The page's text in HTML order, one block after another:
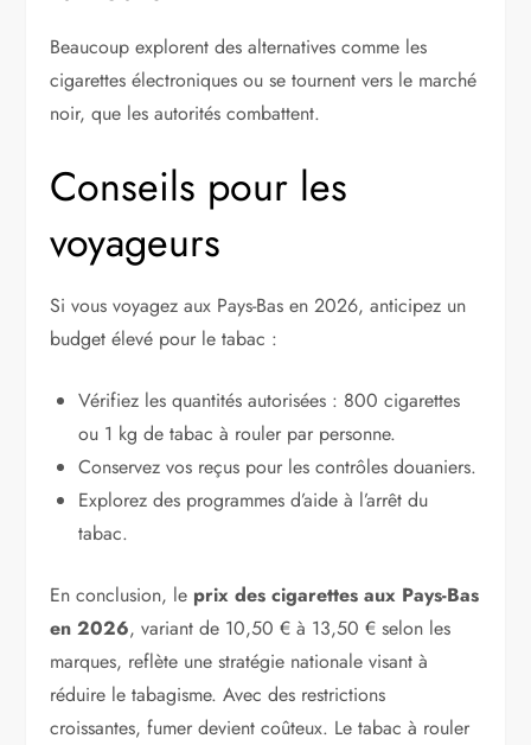
Beaucoup explorent des alternatives comme les
cigarettes électroniques ou se tournent vers le marché
noir, que les autorités combattent.
Conseils pour les
voyageurs
Si vous voyagez aux Pays-Bas en 2026, anticipez un
budget élevé pour le tabac :
Vérifiez les quantités autorisées : 800 cigarettes
ou 1 kg de tabac à rouler par personne.
Conservez vos reçus pour les contrôles douaniers.
Explorez des programmes d’aide à l’arrêt du
tabac.
En conclusion, le prix des cigarettes aux Pays-Bas
en 2026, variant de 10,50 € à 13,50 € selon les
marques, reflète une stratégie nationale visant à
réduire le tabagisme. Avec des restrictions
croissantes, fumer devient coûteux. Le tabac à rouler